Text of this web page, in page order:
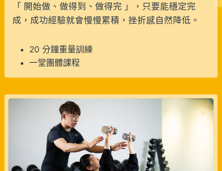
「 開始做、做得到、做得完 」，只要能穩定完
成，成功經驗就會慢慢累積，挫折感自然降低。
20 分鐘重量訓練
一堂團體課程